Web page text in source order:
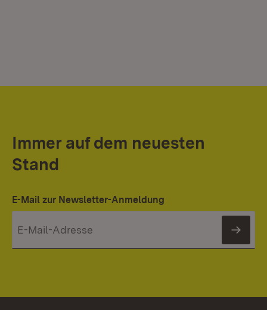
Immer auf dem neuesten
Stand
E-Mail zur Newsletter-Anmeldung